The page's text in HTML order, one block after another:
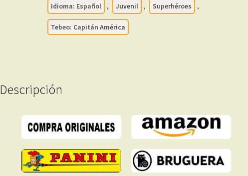
Colección
Completa
–
PDF
Descarga
Inmediata
Idioma: Español , Juvenil , Superhéroes ,
Tebeo: Capitán América
Descripción